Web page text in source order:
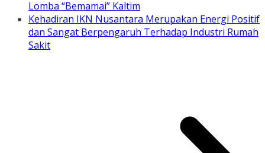
Lomba “Bemamai” Kaltim
Kehadiran IKN Nusantara Merupakan Energi Positif
dan Sangat Berpengaruh Terhadap Industri Rumah
Sakit